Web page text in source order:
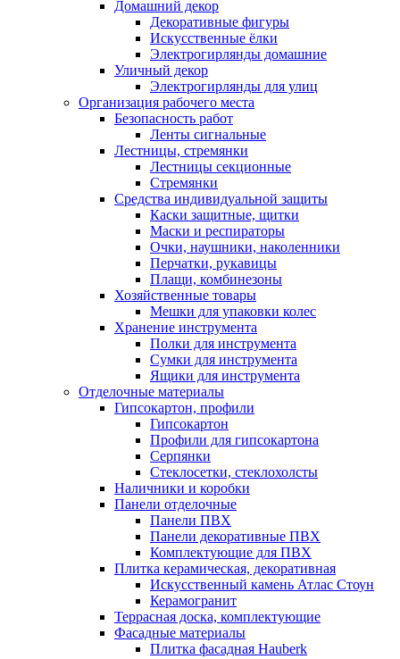
Домашний декор
Декоративные фигуры
Искусственные ёлки
Электрогирлянды домашние
Уличный декор
Электрогирлянды для улиц
Организация рабочего места
Безопасность работ
Ленты сигнальные
Лестницы, стремянки
Лестницы секционные
Стремянки
Средства индивидуальной защиты
Каски защитные, щитки
Маски и респираторы
Очки, наушники, наколенники
Перчатки, рукавицы
Плащи, комбинезоны
Хозяйственные товары
Мешки для упаковки колес
Хранение инструмента
Полки для инструмента
Сумки для инструмента
Ящики для инструмента
Отделочные материалы
Гипсокартон, профили
Гипсокартон
Профили для гипсокартона
Серпянки
Стеклосетки, стеклохолсты
Наличники и коробки
Панели отделочные
Панели ПВХ
Панели декоративные ПВХ
Комплектующие для ПВХ
Плитка керамическая, декоративная
Искусственный камень Атлас Стоун
Керамогранит
Террасная доска, комплектующие
Фасадные материалы
Плитка фасадная Hauberk